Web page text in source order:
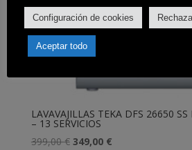
LAVAVAJILLAS TEKA DFS 26650
– 13 SERVICIOS
399,00€ El
349,00 €El
Configuración de cookies
Aceptar todo